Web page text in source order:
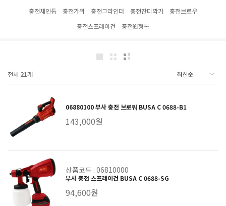
충전체인톱 충전가위 충전그라인더 충전잔디깍기
충전브로우
충전스프레이건
충전원형톱
전체 21개
06880100 부사 충전 브로워 BUSA C 0688-B1
143,000원
상품코드 : 06810000
부사 충전 스프레이건 BUSA C 0688-SG
94,600원